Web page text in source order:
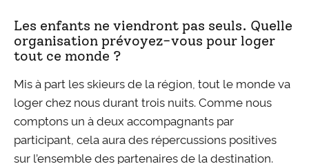
Les enfants ne viendront pas seuls. Quelle
organisation prévoyez-vous pour loger
tout ce monde ?
Mis à part les skieurs de la région, tout le monde va
loger chez nous durant trois nuits. Comme nous
comptons un à deux accompagnants par
participant, cela aura des répercussions positives
sur l’ensemble des partenaires de la destination.